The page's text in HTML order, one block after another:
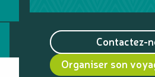
Contactez-
Organiser son